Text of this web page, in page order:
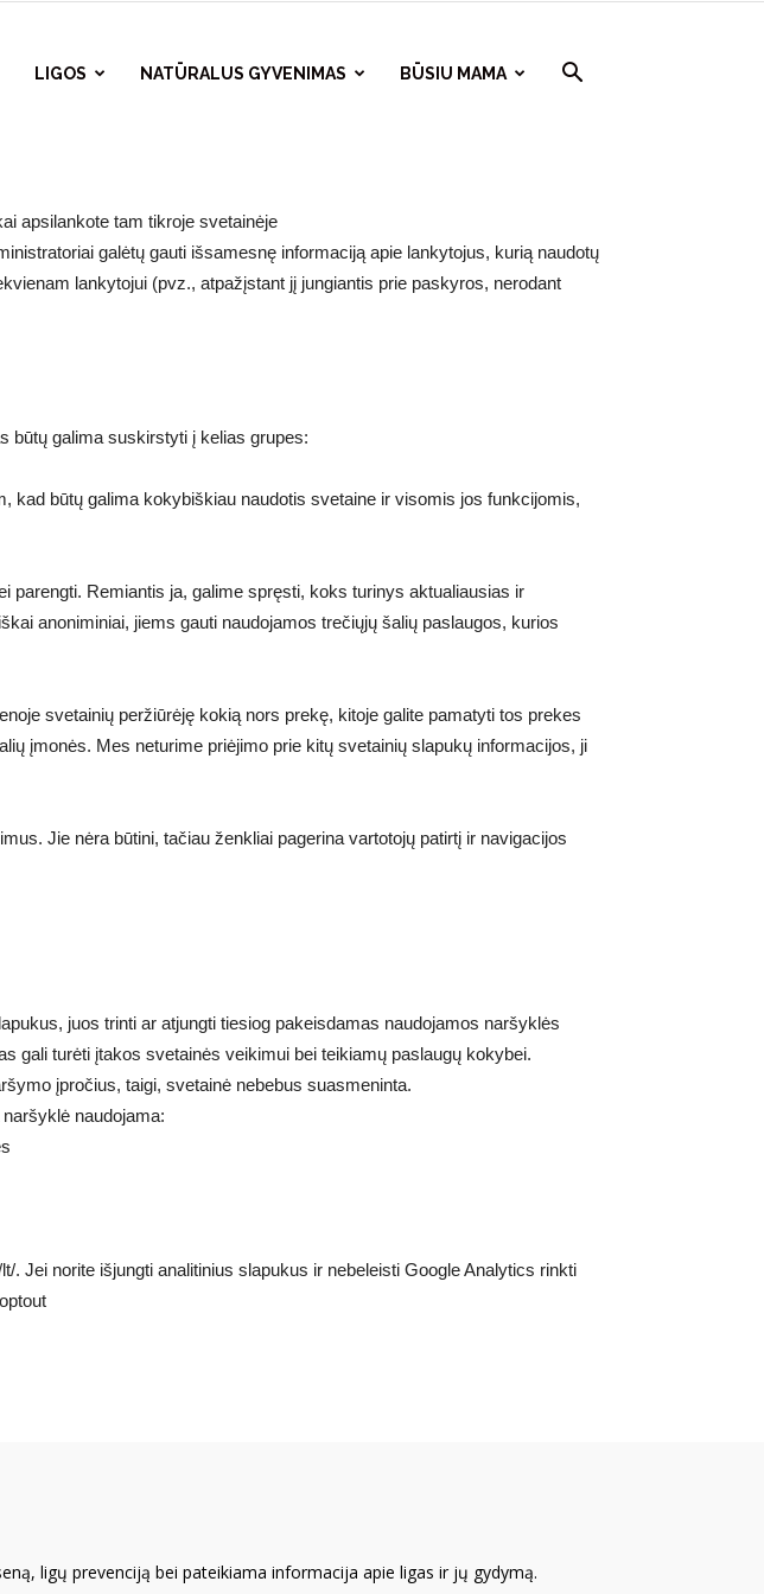
LIGOS NATŪRALUS GYVENIMAS BŪSIU MAMA
apsilankote tam tikroje svetainėje
galėtų gauti išsamesnę informaciją apie lankytojus, kurią naudotų
lankytojui (pvz., atpažįstant jį jungiantis prie paskyros, nerodant
būtų galima suskirstyti į kelias grupes:
kad būtų galima kokybiškiau naudotis svetaine ir visomis jos funkcijomis,
parengti. Remiantis ja, galime spręsti, koks turinys aktualiausias ir
anoniminiai, jiems gauti naudojamos trečiųjų šalių paslaugos, kurios
svetainių peržiūrėję kokią nors prekę, kitoje galite pamatyti tos prekes
įmonės. Mes neturime priėjimo prie kitų svetainių slapukų informacijos, ji
Jie nėra būtini, tačiau ženkliai pagerina vartotojų patirtį ir navigacijos
juos trinti ar atjungti tiesiog pakeisdamas naudojamos naršyklės
gali turėti įtakos svetainės veikimui bei teikiamų paslaugų kokybei.
įpročius, taigi, svetainė nebebus suasmeninta.
naudojama:
Jei norite išjungti analitinius slapukus ir nebeleisti Google Analytics rinkti
ligų prevenciją bei pateikiama informacija apie ligas ir jų gydymą.